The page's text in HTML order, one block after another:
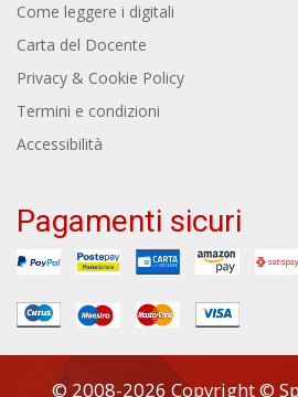
Come leggere i digitali
Carta del Docente
Privacy & Cookie Policy
Termini e condizioni
Accessibilità
Pagamenti sicuri
© 2008-2026 Copyright ©